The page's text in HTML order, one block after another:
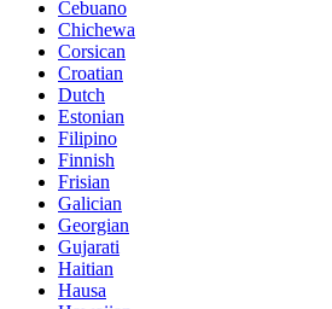
Cebuano
Chichewa
Corsican
Croatian
Dutch
Estonian
Filipino
Finnish
Frisian
Galician
Georgian
Gujarati
Haitian
Hausa